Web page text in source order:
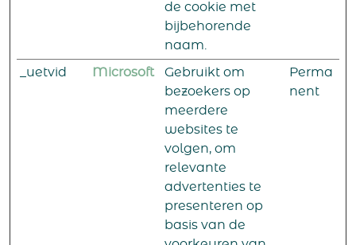
de cookie met
bijbehorende
naam.
_uetvid Microsoft
Gebruikt om
bezoekers op
meerdere
websites te
volgen, om
relevante
advertenties te
presenteren op
basis van de
Perma
nent